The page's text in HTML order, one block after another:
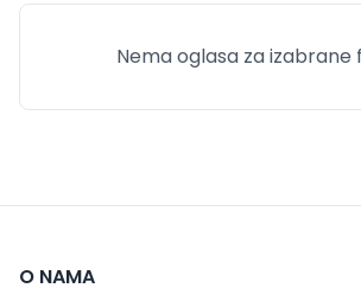
Nema oglasa za izabrane
O NAMA